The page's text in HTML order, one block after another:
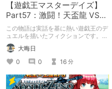
【遊戯王マスターデイズ】
Part57：激闘！天盃龍 VS
千年D【架空デュエル】
この物語は実話を基に熱い遊戯王のデ
ュエルを描いたフィクションです。
（自分用メモ：2025-05-14）
大晦日
0
0 16 分